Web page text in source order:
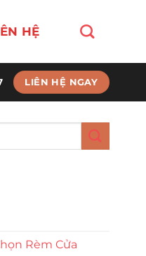
HỆ
LIÊN HỆ NGAY
Rèm Cửa